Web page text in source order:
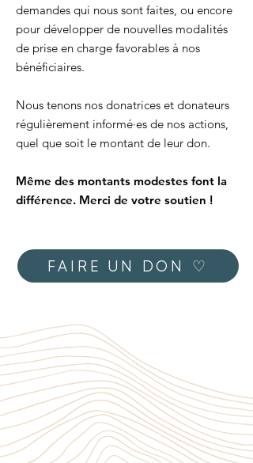
demandes qui nous sont faites, ou encore
pour développer de nouvelles modalités
de prise en charge favorables à nos
bénéficiaires.
Nous tenons nos donatrices et donateurs
régulièrement informé·es de nos actions,
quel que soit le montant de leur don.
Même des montants modestes font la
différence. ​​Merci de votre soutien !
FAIRE UN DON ♡